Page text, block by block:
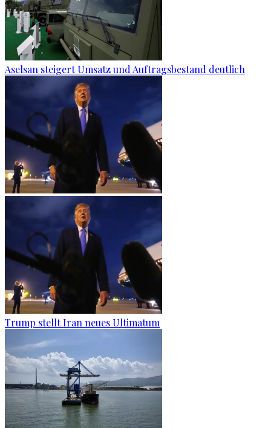
Aselsan steigert Umsatz und Auftragsbestand deutlich
Trump stellt Iran neues Ultimatum